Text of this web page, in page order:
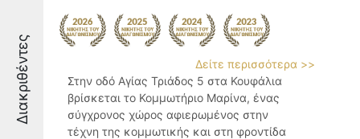
Διακριθέντες
Δείτε περισσότερα >>
Στην οδό Αγίας Τριάδος 5 στα Κουφάλια
βρίσκεται το Κομμωτήριο Μαρίνα, ένας
σύγχρονος χώρος αφιερωμένος στην
τέχνη της κομμωτικής και στη φροντίδα